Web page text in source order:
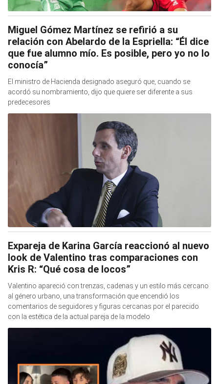
Miguel Gómez Martínez se refirió a su
relación con Abelardo de la Espriella: “Él dice
que fue alumno mío. Es posible, pero yo no lo
conocía”
El ministro de Hacienda designado aseguró que, cuando se
acordó su nombramiento, dijo que quiere ser diferente a sus
predecesores
Expareja de Karina García reaccionó al nuevo
look de Valentino tras comparaciones con
Kris R: “Qué cosa de locos”
Valentino apareció con trenzas, cadenas y un estilo más cercano
al género urbano, una transformación que encendió los
comentarios de seguidores y figuras cercanas por el parecido
con la estética de la actual pareja de la modelo